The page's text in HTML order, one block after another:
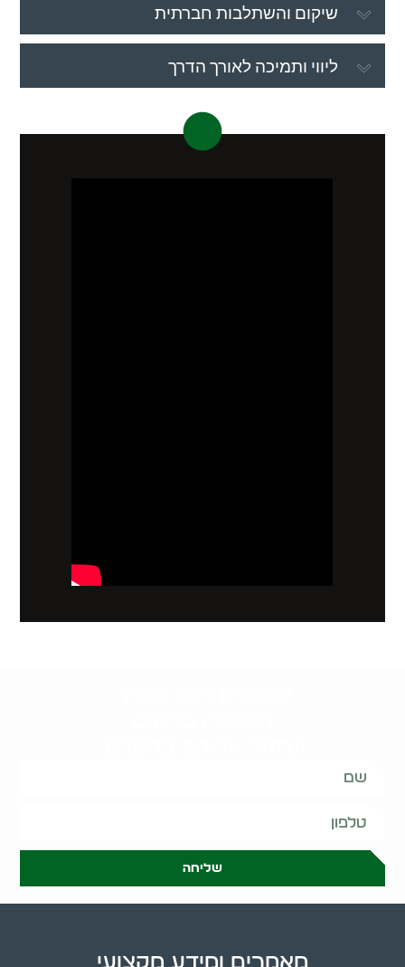
שיקום והשתלבות חברתית
ליווי ותמיכה לאורך הדרך
שליחה
מאמרים ומידע מקצועי